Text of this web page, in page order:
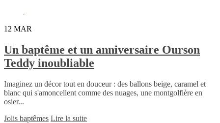
12 MAR
Un baptême et un anniversaire Ourson
Teddy inoubliable
Imaginez un décor tout en douceur : des ballons beige, caramel et
blanc qui s'amoncellent comme des nuages, une montgolfière en
osier...
Jolis baptêmes Lire la suite